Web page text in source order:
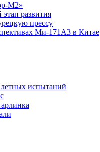
М2»
развития
прессу
Ми-171А3 в Китае
испытаний